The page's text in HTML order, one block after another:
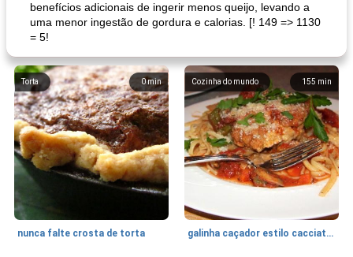
benefícios adicionais de ingerir menos queijo, levando a
uma menor ingestão de gordura e calorias. [! 149 => 1130
= 5!
0min
Torta
nunca falte crosta de torta
155 min
Cozinha do mundo
galinha caçador estilo cacciatore